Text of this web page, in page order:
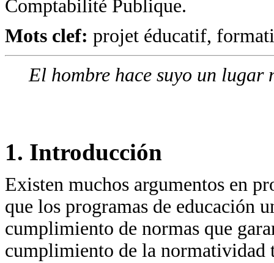
Comptabilité Publique.
Mots clef: projet éducatif,
El hombre hace suyo un
1. Introducción
Existen muchos argumentos en
que los programas de educación
cumplimiento de normas que
cumplimiento de la normatividad